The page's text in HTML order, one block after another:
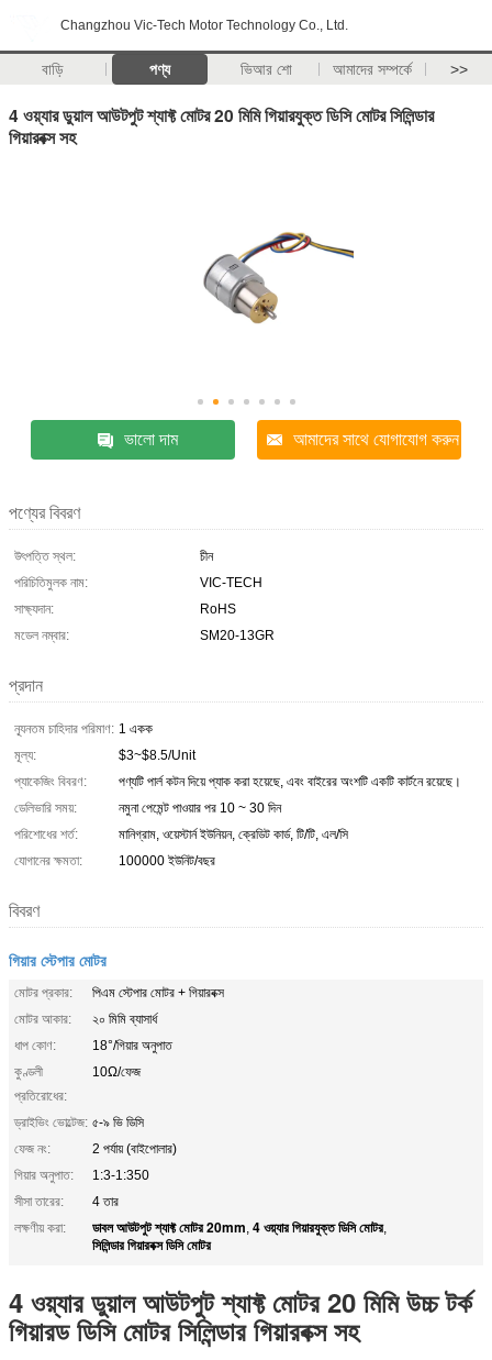
Changzhou Vic-Tech Motor Technology Co., Ltd.
বাড়ি পণ্য ভিআর শো আমাদের সম্পর্কে >>
4 ওয়্যার ডুয়াল আউটপুট শ্যাফ্ট মোটর 20 মিমি গিয়ারযুক্ত ডিসি মোটর সিলিন্ডার
গিয়ারবক্স সহ
ভালো দাম আমাদের সাথে যোগাযোগ করুন
পণ্যের বিবরণ
উৎপত্তি স্থল:
চীন
পরিচিতিমুলক নাম:
VIC-TECH
সাক্ষ্যদান:
RoHS
মডেল নম্বার:
SM20-13GR
প্রদান
ন্যূনতম চাহিদার পরিমাণ: 1 একক
মূল্য:
$3~$8.5/Unit
প্যাকেজিং বিবরণ:
পণ্যটি পার্ল কটন দিয়ে প্যাক করা হয়েছে, এবং বাইরের অংশটি একটি কার্টনে রয়েছে।
ডেলিভারি সময়:
নমুনা পেমেন্ট পাওয়ার পর 10 ~ 30 দিন
পরিশোধের শর্ত:
মানিগ্রাম, ওয়েস্টার্ন ইউনিয়ন, ক্রেডিট কার্ড, টি/টি, এল/সি
যোগানের ক্ষমতা:
100000 ইউনিট/বছর
বিবরণ
গিয়ার স্টেপার মোটর
মোটর প্রকার:
পিএম স্টেপার মোটর + গিয়ারবক্স
মোটর আকার:
২০ মিমি ব্যাসার্ধ
ধাপ কোণ:
18°/গিয়ার অনুপাত
কুণ্ডলী
প্রতিরোধের:
10Ω/ফেজ
ড্রাইভিং ভোল্টেজ: ৫-৯ ভি ডিসি
ফেজ নং:
2 পর্যায় (বাইপোলার)
গিয়ার অনুপাত:
1:3-1:350
সীসা তারের:
4 তার
লক্ষণীয় করা:
ডাবল আউটপুট শ্যাফ্ট মোটর 20mm, 4 ওয়্যার গিয়ারযুক্ত ডিসি মোটর,
সিলিন্ডার গিয়ারবক্স ডিসি মোটর
4 ওয়্যার ডুয়াল আউটপুট শ্যাফ্ট মোটর 20 মিমি উচ্চ টর্ক
গিয়ারড ডিসি মোটর সিলিন্ডার গিয়ারবক্স সহ